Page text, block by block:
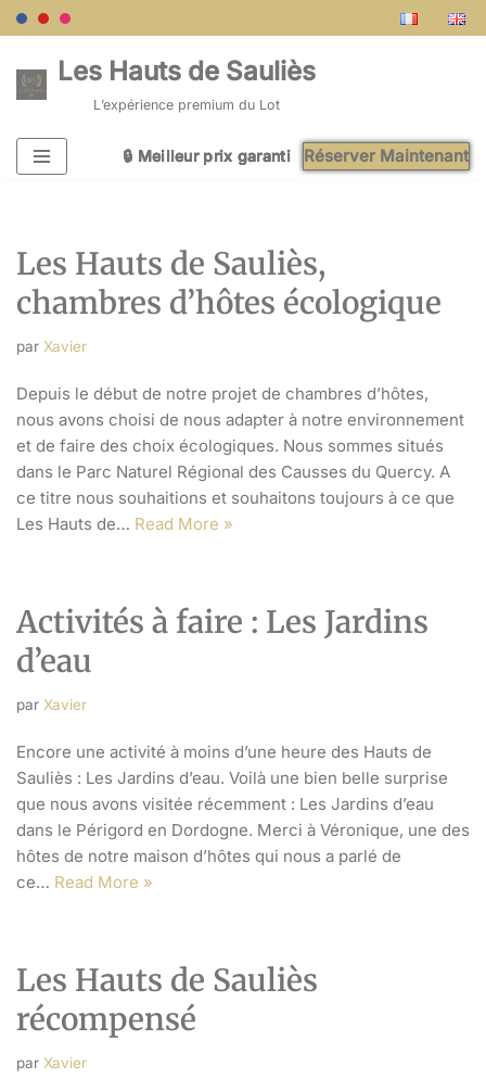
au
🔒 Meilleur prix garanti
🔒 Meilleur prix garanti
Les Hauts de Sauliès
L’expérience premium du Lot
🔒 Meilleur prix garanti Réserver Maintenant
🔒 Meilleur prix garanti
🔒 Meilleur prix garanti
Les Hauts de Sauliès,
chambres d’hôtes écologique
par Xavier
Depuis le début de notre projet de chambres d’hôtes,
nous avons choisi de nous adapter à notre environnement
et de faire des choix écologiques. Nous sommes situés
dans le Parc Naturel Régional des Causses du Quercy. A
ce titre nous souhaitions et souhaitons toujours à ce que
Les Hauts de… Read More »
Activités à faire : Les Jardins
d’eau
par Xavier
Encore une activité à moins d’une heure des Hauts de
Sauliès : Les Jardins d’eau. Voilà une bien belle surprise
que nous avons visitée récemment : Les Jardins d’eau
dans le Périgord en Dordogne. Merci à Véronique, une des
hôtes de notre maison d’hôtes qui nous a parlé de
ce… Read More »
Les Hauts de Sauliès
récompensé
par Xavier